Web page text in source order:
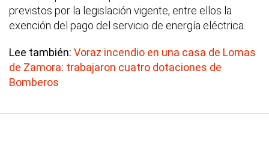
previstos por la legislación vigente, entre ellos la
exención del pago del servicio de energía eléctrica.
Lee también: Voraz incendio en una casa de Lomas
de Zamora: trabajaron cuatro dotaciones de
Bomberos